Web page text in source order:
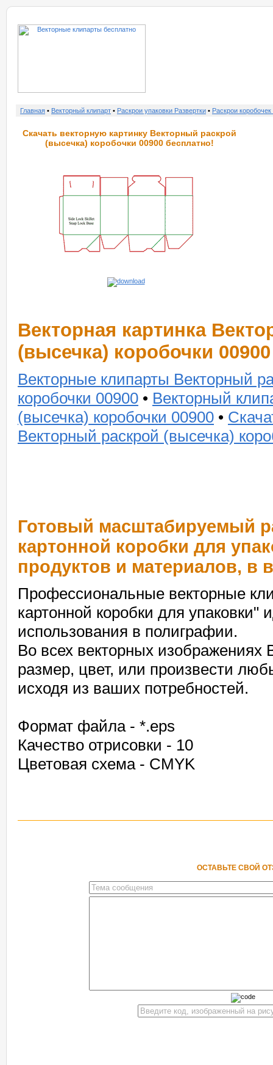
Главная • Векторный клипарт • Раскрои упаковки Развертки • Раскрои коробочек
Скачать векторную картинку Векторный раскрой
(высечка) коробочки 00900 бесплатно!
Векторная картинка
(высечка) коробочки 00900
Векторные клипарты Векторный
коробочки 00900 • Векторный
(высечка) коробочки 00900 •
Векторный раскрой (высечка)
Готовый масштабируемый
картонной коробки для
продуктов и материалов, в
Профессиональные векторные
картонной коробки для упаковки"
использования в полиграфии.
Во всех векторных изображениях
размер, цвет, или произвести
исходя из ваших потребностей.
Формат файла - *.eps
Качество отрисовки - 10
Цветовая схема - CMYK
ОСТАВЬТЕ СВОЙ